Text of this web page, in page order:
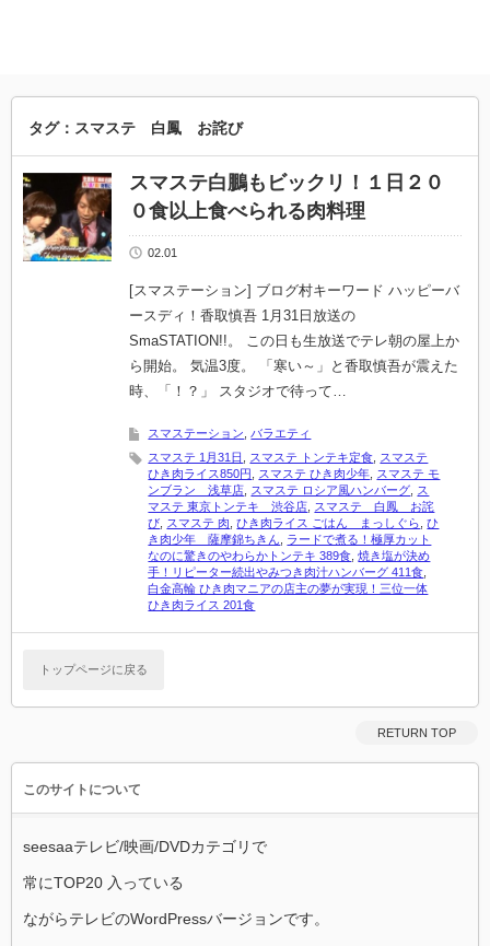
タグ：スマステ 白鳳 お詫び
スマステ白鵬もビックリ！１日２０
０食以上食べられる肉料理
02.01
[スマステーション] ブログ村キーワード ハッピーバ
ースディ！香取慎吾 1月31日放送の
SmaSTATION!!。 この日も生放送でテレ朝の屋上か
ら開始。 気温3度。 「寒い～」と香取慎吾が震えた
時、「！？」 スタジオで待って…
スマステーション
バラエティ
スマステ 1月31日
スマステ トンテキ定食 スマステ
ひき肉ライス850円
スマステ ひき肉少年 スマステ モ
ンブラン 浅草店 スマステ ロシア風ハンバーグ ス
マステ 東京トンテキ 渋谷店 スマステ 白鳳 お詫
び スマステ 肉 ,ひき肉ライス ごはん まっしぐら ,ひ
き肉少年 薩摩錦ちきん
ラードで煮る！極厚カット
なのに驚きのやわらかトンテキ 389食 ,焼き塩が決め
手！リピーター続出やみつき肉汁ハンバーグ 411食
白金高輪 ひき肉マニアの店主の夢が実現！三位一体
ひき肉ライス 201食
トップページに戻る
RETURN TOP
このサイトについて
seesaaテレビ/映画/DVDカテゴリで
常にTOP20 入っている
ながらテレビのWordPressバージョンです。